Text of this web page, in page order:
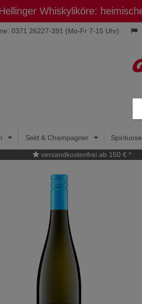
Whiskyliköre:
0371 26227-391 (Mo-Fr 7-15 Uhr)
Sekt & Champagner
versandkostenfrei ab 150 € *